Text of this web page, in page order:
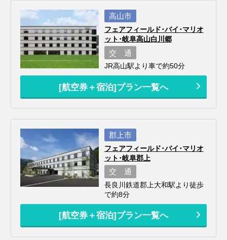
高山市
フェアフィールド･バイ･マリオ
ット･岐阜高山白川郷
交 通
JR高山駅より車で約50分
[航空券＋宿泊]プラン一覧へ
郡上市
フェアフィールド･バイ･マリオ
ット･岐阜郡上
交 通
長良川鉄道郡上大和駅より徒歩
で約8分
[航空券＋宿泊]プラン一覧へ